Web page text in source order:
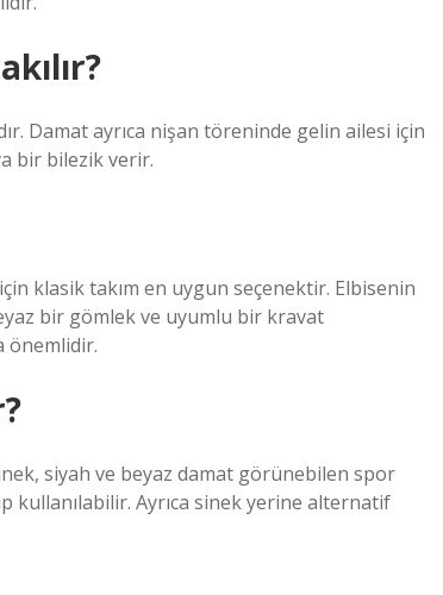
Damat ayrıca nişan töreninde gelin ailesi için
bir bilezik verir.
klasik takım en uygun seçenektir. Elbisenin
bir gömlek ve uyumlu bir kravat
önemlidir.
siyah ve beyaz damat görünebilen spor
kullanılabilir. Ayrıca sinek yerine alternatif